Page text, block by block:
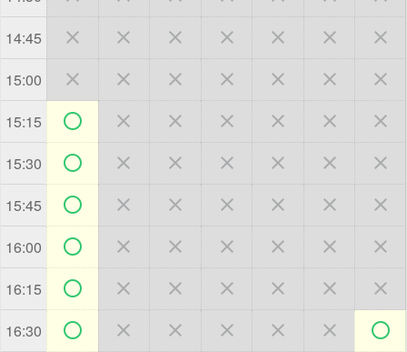
14:45       
15:00       
15:15       
15:30       
15:45       
16:00       
16:15       
16:30       